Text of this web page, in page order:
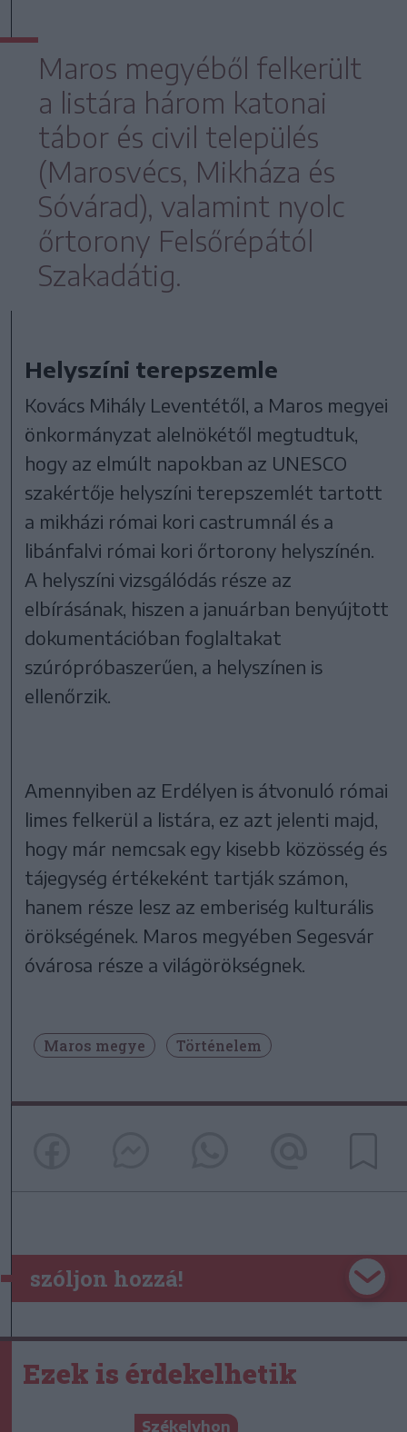
Maros megyéből felkerült
a listára három katonai
tábor és civil település
(Marosvécs, Mikháza és
Sóvárad), valamint nyolc
őrtorony Felsőrépától
Szakadátig.
Helyszíni terepszemle
Kovács Mihály Leventétől, a Maros megyei
önkormányzat alelnökétől megtudtuk,
hogy az elmúlt napokban az UNESCO
szakértője helyszíni terepszemlét tartott
a mikházi római kori castrumnál és a
libánfalvi római kori őrtorony helyszínén.
A helyszíni vizsgálódás része az
elbírásának, hiszen a januárban benyújtott
dokumentációban foglaltakat
szúrópróbaszerűen, a helyszínen is
ellenőrzik.
Amennyiben az Erdélyen is átvonuló római
limes felkerül a listára, ez azt jelenti majd,
hogy már nemcsak egy kisebb közösség és
tájegység értékeként tartják számon,
hanem része lesz az emberiség kulturális
örökségének. Maros megyében Segesvár
óvárosa része a világörökségnek.
Maros megye Történelem
szóljon hozzá!
Ezek is érdekelhetik
Székelyhon